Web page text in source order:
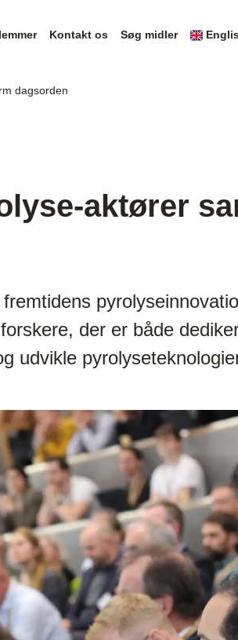
Kontakt os Søg midler
dagsorden
aktører
der er både
udvikle